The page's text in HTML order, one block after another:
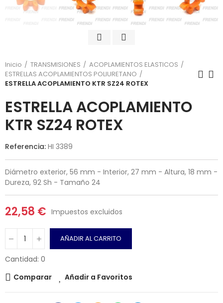
Inicio TRANSMISIONES
ACOPLAMIENTOS ELASTICOS
ESTRELLAS ACOPLAMIENTOS POLIURETANO
ESTRELLA ACOPLAMIENTO KTR SZ24 ROTEX
ESTRELLA ACOPLAMIENTO
KTR SZ24 ROTEX
Referencia: HI 3389
Diámetro exterior, 56 mm - Interior, 27 mm - Altura, 18 mm -
Dureza, 92 Sh - Tamaño 24
22,58 € Impuestos excluidos
AÑADIR AL CARRITO
Cantidad: 0
Comparar
Añadir a Favoritos